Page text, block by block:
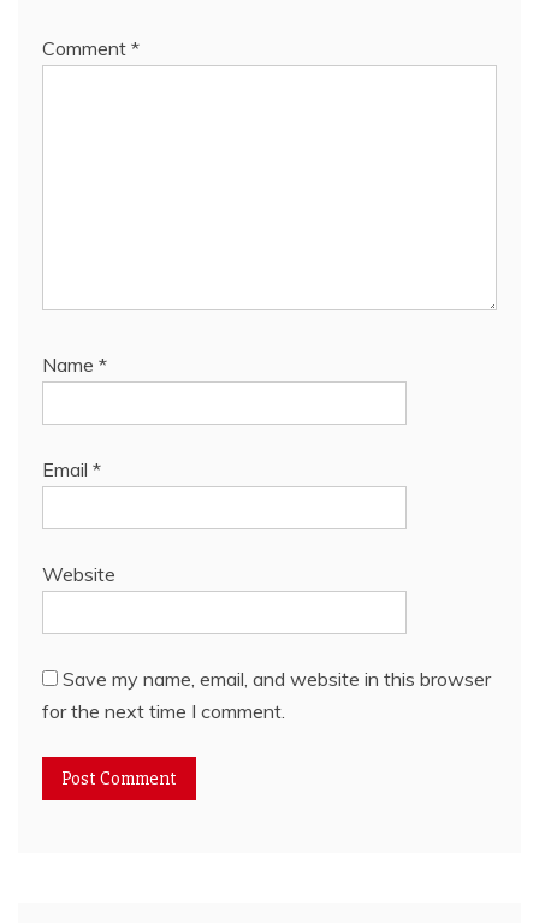
Comment *
Name *
Email *
Website
Save my name, email, and website in this browser
for the next time I comment.